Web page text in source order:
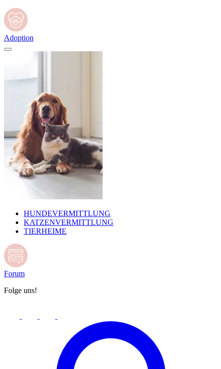
Adoption
HUNDEVERMITTLUNG
KATZENVERMITTLUNG
TIERHEIME
Forum
Folge uns!